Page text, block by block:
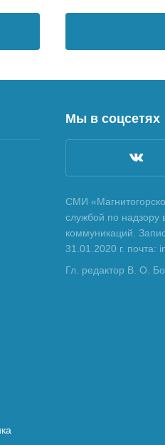
Мы в соцсетях
СМИ
службой по
коммуникаций.
31.01.2020 г. почта:
Гл. редактор В. О.